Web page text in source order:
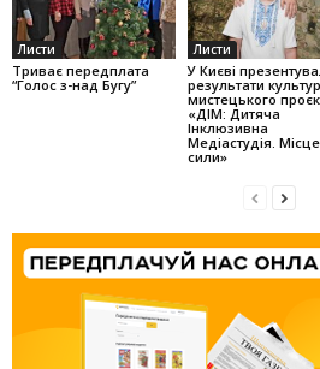
Листи
Триває передплата
“Голос з-над Бугу”
Листи
У Києві
результати
мистецького
«ДІМ: Дитяча
Інклюзивна
Медіастудія. Місце
сили»